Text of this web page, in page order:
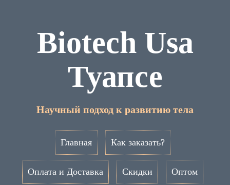
Biotech Usa
Туапсе
Научный подход к развитию тела
Главная Как заказать?
Оплата и Доставка Скидки Оптом